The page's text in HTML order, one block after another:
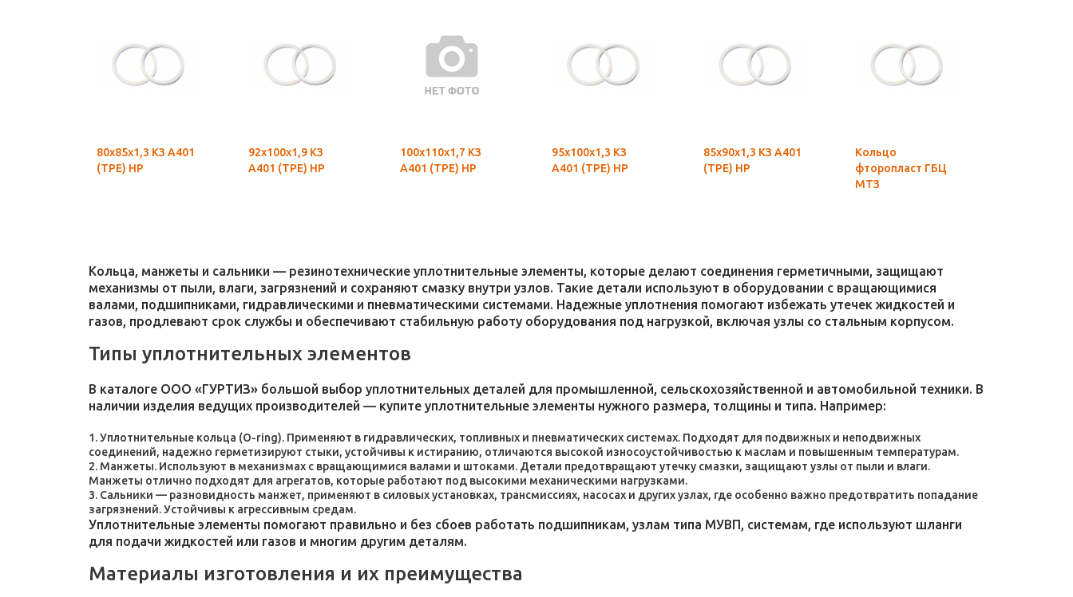
80х85х1,3 КЗ А401
(ТРЕ) НР
92х100х1,9 КЗ
А401 (ТРЕ) НР
100х110х1,7 КЗ
А401 (ТРЕ) НР
95х100х1,3 КЗ
А401 (ТРЕ) НР
85х90х1,3 КЗ А401
(ТРЕ) НР
Кольцо
фторопласт ГБЦ
МТЗ
Кольца, манжеты и сальники — резинотехнические уплотнительные элементы, которые делают соединения герметичными, защищают
механизмы от пыли, влаги, загрязнений и сохраняют смазку внутри узлов. Такие детали используют в оборудовании с вращающимися
валами, подшипниками, гидравлическими и пневматическими системами. Надежные уплотнения помогают избежать утечек жидкостей и
газов, продлевают срок службы и обеспечивают стабильную работу оборудования под нагрузкой, включая узлы со стальным корпусом.
Типы уплотнительных элементов
В каталоге ООО «ГУРТИЗ» большой выбор уплотнительных деталей для промышленной, сельскохозяйственной и автомобильной техники. В
наличии изделия ведущих производителей — купите уплотнительные элементы нужного размера, толщины и типа. Например:
Уплотнительные кольца (O-ring). Применяют в гидравлических, топливных и пневматических системах. Подходят для подвижных и неподвижных
соединений, надежно герметизируют стыки, устойчивы к истиранию, отличаются высокой износоустойчивостью к маслам и повышенным температурам.
Манжеты. Используют в механизмах с вращающимися валами и штоками. Детали предотвращают утечку смазки, защищают узлы от пыли и влаги.
Манжеты отлично подходят для агрегатов, которые работают под высокими механическими нагрузками.
Сальники — разновидность манжет, применяют в силовых установках, трансмиссиях, насосах и других узлах, где особенно важно предотвратить попадание
загрязнений. Устойчивы к агрессивным средам.
Уплотнительные элементы помогают правильно и без сбоев работать подшипникам, узлам типа МУВП, системам, где используют шланги
для подачи жидкостей или газов и многим другим деталям.
Материалы изготовления и их преимущества